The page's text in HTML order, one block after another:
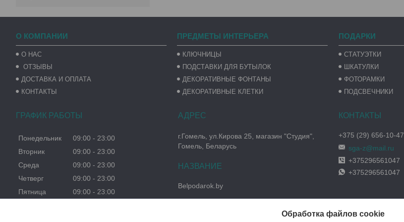
О КОМПАНИИ
О НАС
ОТЗЫВЫ
ДОСТАВКА И ОПЛАТА
КОНТАКТЫ
ПРЕДМЕТЫ ИНТЕРЬЕРА
КЛЮЧНИЦЫ
ПОДСТАВКИ ДЛЯ БУТЫЛОК
ДЕКОРАТИВНЫЕ ФОНТАНЫ
ДЕКОРАТИВНЫЕ КЛЕТКИ
ПОДАРКИ
СТАТУЭТКИ
ШКАТУЛКИ
ФОТОРАМКИ
ПОДСВЕЧНИКИ
ГРАФИК РАБОТЫ
Понедельник 09:00
23:00
Вторник
09:00
23:00
Среда
09:00
23:00
Четверг
09:00
23:00
Пятница
09:00
23:00
г.Гомель, ул.Кирова 25, магазин "Студия",
Гомель, Беларусь
Belpodarok.by
+375 (29) 656-10-47
sga-z@mail.ru
+375296561047
+375296561047
Обработка файлов cookie